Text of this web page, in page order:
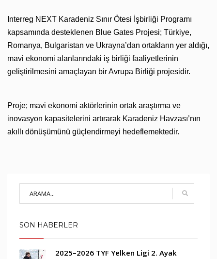
Interreg NEXT Karadeniz Sınır Ötesi İşbirliği Programı
kapsamında desteklenen Blue Gates Projesi; Türkiye,
Romanya, Bulgaristan ve Ukrayna’dan ortakların yer aldığı,
mavi ekonomi alanlarındaki iş birliği faaliyetlerinin
geliştirilmesini amaçlayan bir Avrupa Birliği projesidir.
Proje; mavi ekonomi aktörlerinin ortak araştırma ve
inovasyon kapasitelerini artırarak Karadeniz Havzası’nın
akıllı dönüşümünü güçlendirmeyi hedeflemektedir.
SON HABERLER
2025–2026 TYF Yelken Ligi 2. Ayak